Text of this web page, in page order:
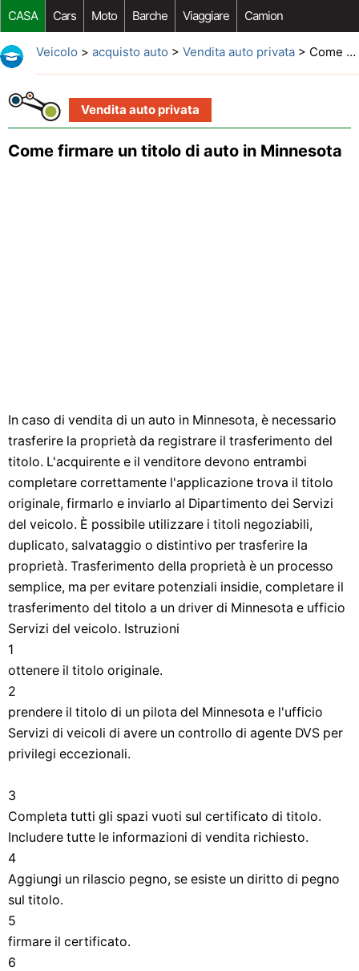
CASA Cars Moto Barche Viaggiare Camion
Riparazione Auto Acquisto Auto Car Opzioni Aftermarket
Veicolo > acquisto auto > Vendita auto privata> Come firmare un titolo di auto in Minnesota
Vendita auto privata
Come firmare un titolo di auto in Minnesota
In caso di vendita di un auto in Minnesota, è necessario
trasferire la proprietà da registrare il trasferimento del
titolo. L'acquirente e il venditore devono entrambi
completare correttamente l'applicazione trova il titolo
originale, firmarlo e inviarlo al Dipartimento dei Servizi
del veicolo. È possibile utilizzare i titoli negoziabili,
duplicato, salvataggio o distintivo per trasferire la
proprietà. Trasferimento della proprietà è un processo
semplice, ma per evitare potenziali insidie, completare il
trasferimento del titolo a un driver di Minnesota e ufficio
Servizi del veicolo. Istruzioni
1
ottenere il titolo originale.
2
prendere il titolo di un pilota del Minnesota e l'ufficio
Servizi di veicoli di avere un controllo di agente DVS per
privilegi eccezionali.
3
Completa tutti gli spazi vuoti sul certificato di titolo.
Includere tutte le informazioni di vendita richiesto.
4
Aggiungi un rilascio pegno, se esiste un diritto di pegno
sul titolo.
5
firmare il certificato.
6